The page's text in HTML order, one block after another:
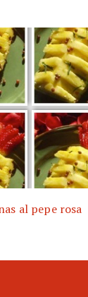
al pepe rosa